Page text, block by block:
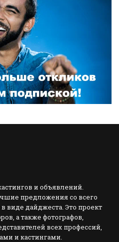
и объявлений.
предложения со всего
виде дайджеста. Это проект
а также фотографов,
всех профессий,
и кастингами.